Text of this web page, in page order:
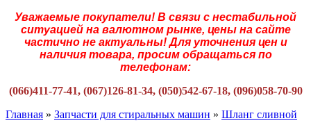
Уважаемые покупатели! В связи с нестабильной
ситуацией на валютном рынке, цены на сайте
частично не актуальны! Для уточнения цен и
наличия товара, просим обращаться по
телефонам:
(066)411-77-41, (067)126-81-34, (050)542-67-18, (096)058-70-90
Главная » Запчасти для стиральных машин » Шланг сливной